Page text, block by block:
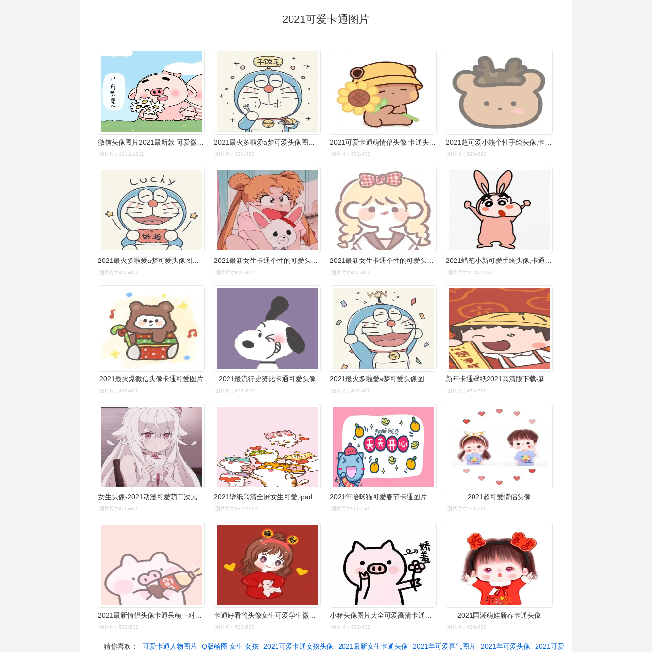
2021可爱卡通图片
图片尺寸1011x1011 图片尺寸400x400
2021可爱卡通萌情侣头像 卡通头像图片大全 -【爱个性】
图片尺寸400x400 图片尺寸690x690
图片尺寸400x400
2021最新女生卡通个性的可爱头像呆萌
图片尺寸400x400
2021最新女生卡通个性的可爱头像呆萌
图片尺寸400x400 图片尺寸1024x1024
2021最火爆微信头像卡通可爱图片
图片尺寸400x400
2021最流行史努比卡通可爱头像
图片尺寸690x690 图片尺寸400x400 图片尺寸450x780
女生头像-2021动漫可爱萌二次元qq头像女生 我把温柔设置成了仅你可见
图片尺寸400x400
2021壁纸高清全屏女生可爱,ipad2021壁纸高清_友友
图片尺寸887x1921
2021年哈咪猫可爱春节卡通图片壁纸
图片尺寸960x540
2021超可爱情侣头像
图片尺寸500x500
2021最新情侣头像卡通呆萌一对一左一右可爱图片
图片尺寸500x500
卡通好看的头像女生可爱学生微信头像图片2021最火爆女霸气手绘动漫
图片尺寸500x500
小猪头像图片大全可爱高清卡通的猪头像可爱头像图片大全
图片尺寸400x400
2021国潮萌娃新春卡通头像
图片尺寸400x400
猜你喜欢： 可爱卡通人物图片 Q版萌图 女生 女孩 2021可爱卡通女孩头像 2021最新女生卡通头像 2021年可爱喜气图片 2021年可爱头像 2021可爱